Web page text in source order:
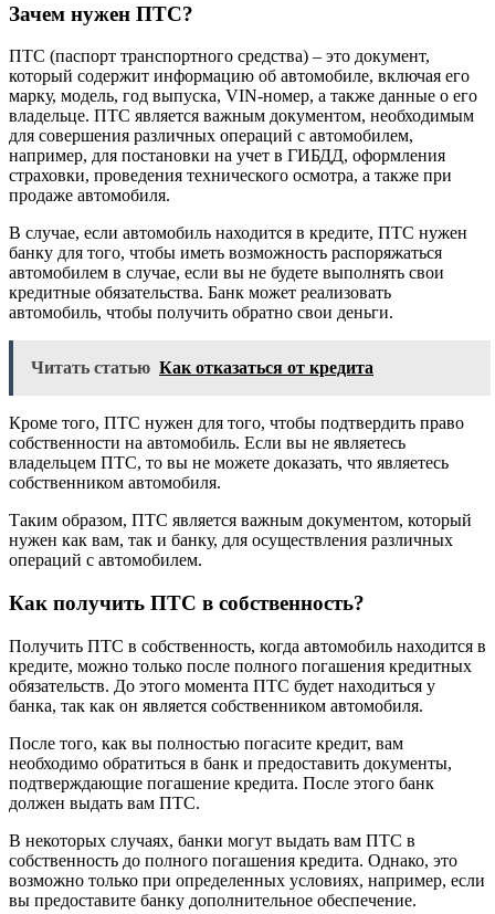
Зачем нужен ПТС?
ПТС (паспорт транспортного средства) – это документ,
который содержит информацию об автомобиле, включая его
марку, модель, год выпуска, VIN-номер, а также данные о его
владельце. ПТС является важным документом, необходимым
для совершения различных операций с автомобилем,
например, для постановки на учет в ГИБДД, оформления
страховки, проведения технического осмотра, а также при
продаже автомобиля.
В случае, если автомобиль находится в кредите, ПТС нужен
банку для того, чтобы иметь возможность распоряжаться
автомобилем в случае, если вы не будете выполнять свои
кредитные обязательства. Банк может реализовать
автомобиль, чтобы получить обратно свои деньги.
Читать статью Как отказаться от кредита
Кроме того, ПТС нужен для того, чтобы подтвердить право
собственности на автомобиль. Если вы не являетесь
владельцем ПТС, то вы не можете доказать, что являетесь
собственником автомобиля.
Таким образом, ПТС является важным документом, который
нужен как вам, так и банку, для осуществления различных
операций с автомобилем.
Как получить ПТС в собственность?
Получить ПТС в собственность, когда автомобиль находится в
кредите, можно только после полного погашения кредитных
обязательств. До этого момента ПТС будет находиться у
банка, так как он является собственником автомобиля.
После того, как вы полностью погасите кредит, вам
необходимо обратиться в банк и предоставить документы,
подтверждающие погашение кредита. После этого банк
должен выдать вам ПТС.
В некоторых случаях, банки могут выдать вам ПТС в
собственность до полного погашения кредита. Однако, это
возможно только при определенных условиях, например, если
вы предоставите банку дополнительное обеспечение.